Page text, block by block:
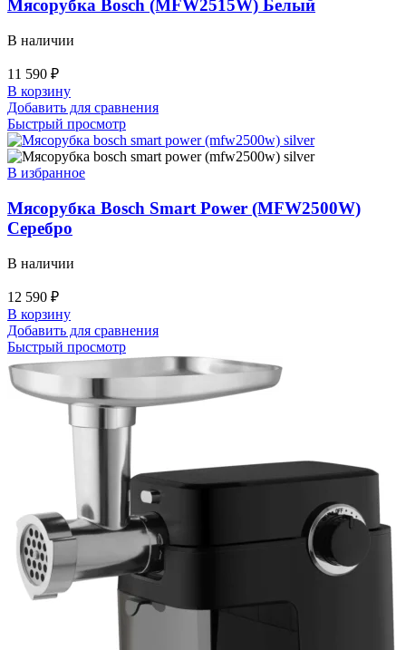
Мясорубка Bosch (MFW2515W) Белый
В наличии
11 590 ₽
В корзину
Добавить для сравнения
Быстрый просмотр
В избранное
Мясорубка Bosch Smart Power (MFW2500W)
Серебро
В наличии
12 590 ₽
В корзину
Добавить для сравнения
Быстрый просмотр